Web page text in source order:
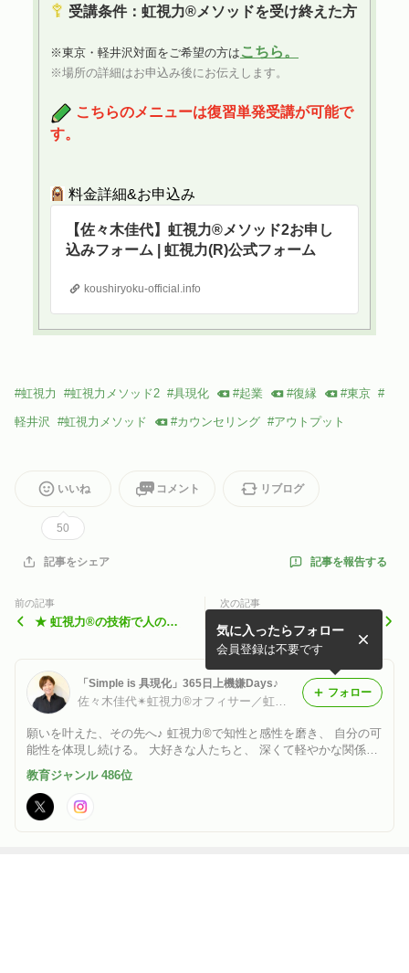
受講条件：虹視力®︎メソッドを受け終えた方
※東京・軽井沢対面をご希望の方は こちら。
※場所の詳細はお申込み後にお伝えします。
こちらのメニューは復習単発受講が可能で
す。
料金詳細&お申込み
【佐々木佳代】虹視力®︎メソッド2お申し
込みフォーム | 虹視力(R)公式フォーム
koushiryoku-official.info
#虹視力 #虹視力メソッド2 #具現化 #起業 #復縁 #東京 #
軽井沢 #虹視力メソッド #カウンセリング #アウトプット
いいね
50
コメント リブログ
記事をシェア 記事を報告する
前の記事
★ 虹視力®︎の技術で人の役
次の記事
★ オーダーを出した、と
は？「虹視力®プロローグセ
ミナー基礎編」のご案内♪
「Simple is 具現化」365日上機嫌Days♪
願いを叶えた、その先へ♪ 虹視力®︎で知性と感性を磨き、 自分の可
能性を体現し続ける。 大好きな人たちと、 深くて軽やかな関係性
の中で 人生を遊び尽くす♡ カウンセラー・プロフェッサー育成｜
虹視力®︎アオハルアカデミー
気に入ったらフォロー
会員登録は不要です
フォロー
教育ジャンル 486位